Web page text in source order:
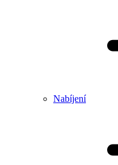
Nabíjení